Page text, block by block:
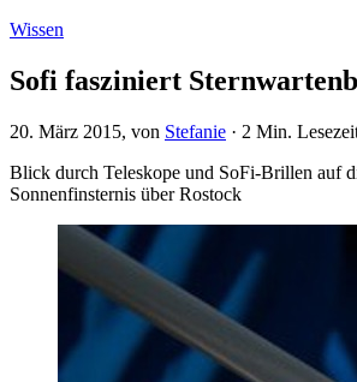
Wissen
Sofi fasziniert
20. März 2015, von Stefanie · 2 Min.
Blick durch Teleskope und SoFi-Brillen auf
Sonnenfinsternis über Rostock